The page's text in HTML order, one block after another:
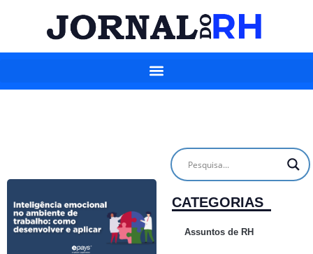
CATEGORIAS
Assuntos de RH